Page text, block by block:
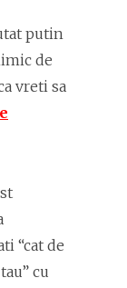
putin
de
vreti sa
“cat de
cu